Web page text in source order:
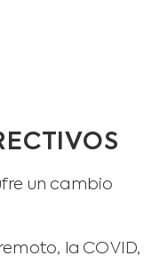
un cambio
la COVID,